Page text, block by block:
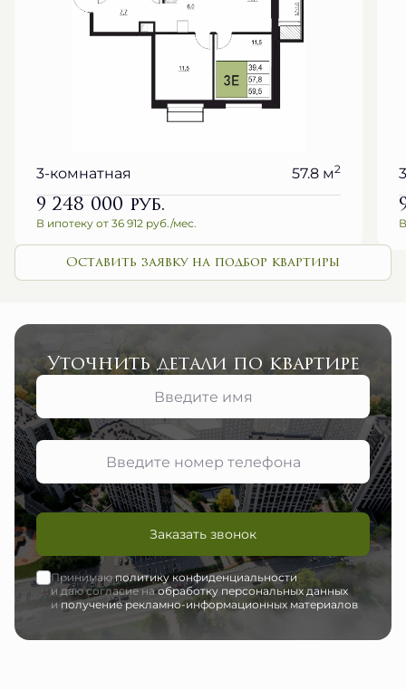
9 248 000
В ипотеку от 36 912 руб./мес.
Оставить заявку на подбор квартиры
Заказать звонок
и даю согласие наобработку персональных данных
иполучение рекламно-информационных материалов